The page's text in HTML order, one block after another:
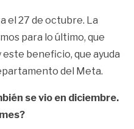
el 27 de octubre. La
para lo último, que
beneficio, que ayuda
del Meta.
se vio en diciembre.